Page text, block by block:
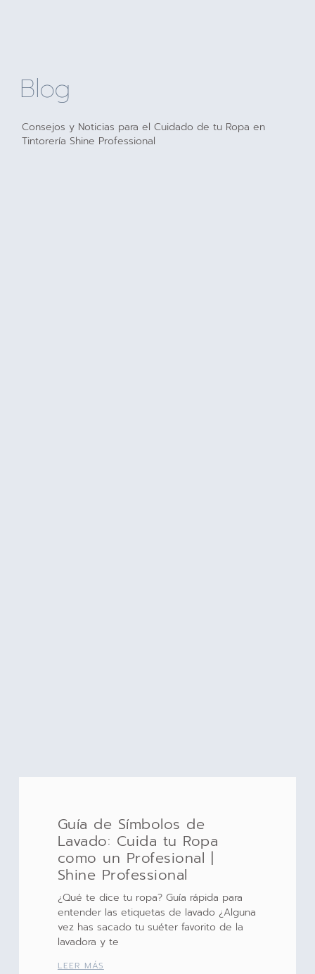
Blog
Consejos y Noticias para el Cuidado de tu Ropa en
Tintorería Shine Professional
Guía de Símbolos de
Lavado: Cuida tu Ropa
como un Profesional |
Shine Professional
¿Qué te dice tu ropa? Guía rápida para
entender las etiquetas de lavado ¿Alguna
vez has sacado tu suéter favorito de la
lavadora y te
LEER MÁS